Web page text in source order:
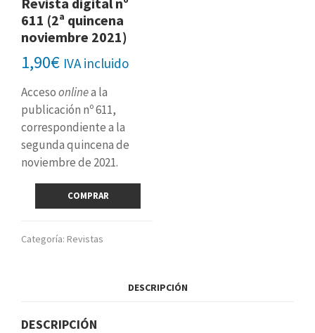
611 (2ª quincena
noviembre 2021)
1,90€ IVA incluido
Accesoonlinea la
publicación nº 611,
correspondiente a la
segunda quincena de
noviembre de 2021.
611
COMPRAR
Categoría: Revistas
DESCRIPCIÓN
DESCRIPCIÓN